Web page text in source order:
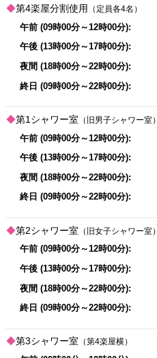
第4楽屋分割使用 （定員各4名）
第1シャワー室 （旧男子シャワー室）
第2シャワー室 （旧女子シャワー室）
第3シャワー室 （第4楽屋横）